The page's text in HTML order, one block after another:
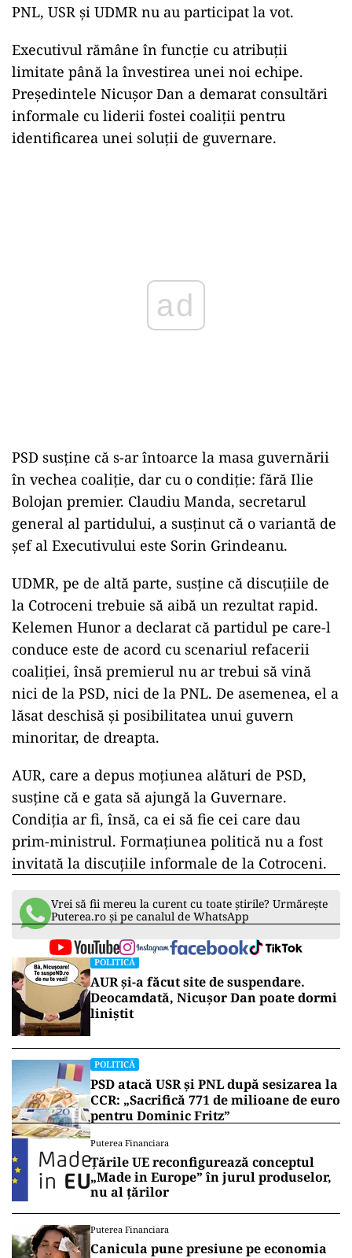
PNL, USR și UDMR nu au participat la vot.
Executivul rămâne în funcție cu atribuții
limitate până la învestirea unei noi echipe.
Președintele Nicușor Dan a demarat consultări
informale cu liderii fostei coaliții pentru
identificarea unei soluții de guvernare.
ad
PSD susține că s-ar întoarce la masa guvernării
în vechea coaliție, dar cu o condiție: fără Ilie
Bolojan premier. Claudiu Manda, secretarul
general al partidului, a susținut că o variantă de
șef al Executivului este Sorin Grindeanu.
UDMR, pe de altă parte, susține că discuțiile de
la Cotroceni trebuie să aibă un rezultat rapid.
Kelemen Hunor a declarat că partidul pe care-l
conduce este de acord cu scenariul refacerii
coaliției, însă premierul nu ar trebui să vină
nici de la PSD, nici de la PNL. De asemenea, el a
lăsat deschisă și posibilitatea unui guvern
minoritar, de dreapta.
AUR, care a depus moțiunea alături de PSD,
susține că e gata să ajungă la Guvernare.
Condiția ar fi, însă, ca ei să fie cei care dau
prim-ministrul. Formațiunea politică nu a fost
invitată la discuțiile informale de la Cotroceni.
Vrei să fii mereu la curent cu toate știrile? Urmărește
Puterea.ro și pe canalul de WhatsApp
POLITICĂ
AUR și-a făcut site de suspendare.
Deocamdată, Nicușor Dan poate dormi
liniștit
POLITICĂ
PSD atacă USR și PNL după sesizarea la
CCR: „Sacrifică 771 de milioane de euro
pentru Dominic Fritz”
Puterea Financiara
Țările UE reconfigurează conceptul
„Made in Europe” în jurul produselor,
nu al țărilor
Puterea Financiara
Canicula pune presiune pe economia